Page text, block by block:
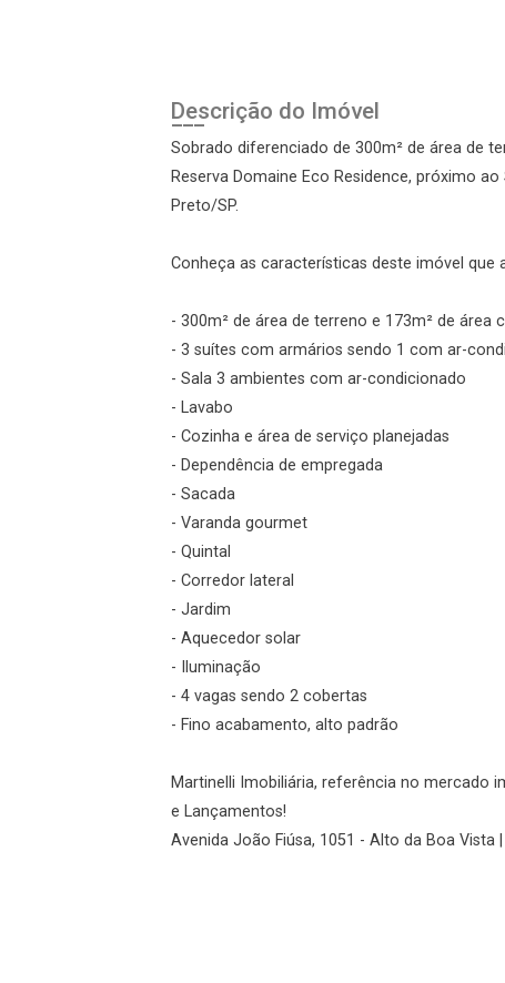
Descrição do Imóvel
Sobrado diferenciado de 300m² de área de
Reserva Domaine Eco Residence, próximo
Preto/SP.
Conheça as características deste imóvel que
- 300m² de área de terreno e 173m² de área
- 3 suítes com armários sendo 1 com ar-
- Sala 3 ambientes com ar-condicionado
- Lavabo
- Cozinha e área de serviço planejadas
- Dependência de empregada
- Sacada
- Varanda gourmet
- Quintal
- Corredor lateral
- Jardim
- Aquecedor solar
- Iluminação
- 4 vagas sendo 2 cobertas
- Fino acabamento, alto padrão
Martinelli Imobiliária, referência no mercado
e Lançamentos!
Avenida João Fiúsa, 1051 - Alto da Boa Vista
Cadastre-se
Agendar Visita